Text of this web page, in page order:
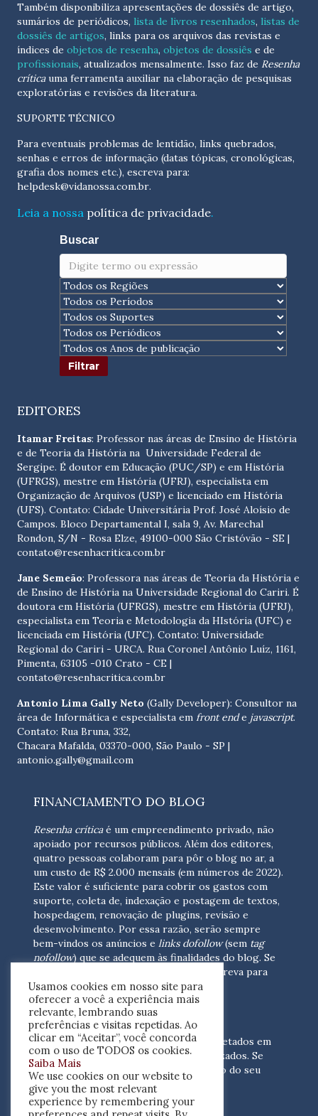
Também disponibiliza apresentações de dossiês de artigo,
sumários de periódicos, lista de livros resenhados, listas de
dossiês de artigos, links para os arquivos das revistas e
índices de objetos de resenha, objetos de dossiês e de
profissionais, atualizados mensalmente. Isso faz de Resenha
críticauma ferramenta auxiliar na elaboração de pesquisas
exploratórias e revisões da literatura.
SUPORTE TÉCNICO
Para eventuais problemas de lentidão, links quebrados,
senhas e erros de informação (datas tópicas, cronológicas,
helpdesk@vidanossa.com.br.
Leia a nossa política de privacidade.
Buscar
EDITORES
Itamar Freitas: Professor nas áreas de Ensino de História
e de Teoria da História na Universidade Federal de
Sergipe. É doutor em Educação (PUC/SP) e em História
(UFRGS), mestre em História (UFRJ), especialista em
Organização de Arquivos (USP) e licenciado em História
(UFS). Contato: Cidade Universitária Prof. José Aloísio de
Campos. Bloco Departamental I, sala 9, Av. Marechal
Rondon, S/N - Rosa Elze, 49100-000 São Cristóvão - SE |
contato@resenhacritica.com.br
Jane Semeão: Professora nas áreas de Teoria da História e
de Ensino de História na Universidade Regional do Cariri. É
doutora em História (UFRGS), mestre em História (UFRJ),
especialista em Teoria e Metodologia da HIstória (UFC) e
licenciada em História (UFC). Contato: Universidade
Regional do Cariri - URCA. Rua Coronel Antônio Luíz, 1161,
Pimenta, 63105 -010 Crato - CE |
contato@resenhacritica.com.br
Antonio Lima Gally Neto (Gally Developer): Consultor na
área de Informática e especialista em front ende javascript.
Contato: Rua Bruna, 332,
Chacara Mafalda, 03370-000, São Paulo - SP |
antonio.gally@gmail.com
FINANCIAMENTO DO BLOG
Resenha críticaé um empreendimento privado, não
apoiado por recursos públicos. Além dos editores,
quatro pessoas colaboram para pôr o blog no ar, a
um custo de R$ 2.000 mensais (em números de 2022).
Este valor é suficiente para cobrir os gastos com
suporte, coleta de, indexação e postagem de textos,
hospedagem, renovação de plugins, revisão e
desenvolvimento. Por essa razão, serão sempre
bem-vindos os anúncios e links dofollow(sem tag
nofollow) que se adequem às finalidades do blog. Se
escreva para
nós(contato@resenhacritica.com.br)
FONTES E ACERVO
As resenhas, dossiês e sumários são coletados em
periódicos acadêmicos e sites especializados. Se
você tem interesse em divulgar o acervo do seu
periódico, escreva para nós
(contato@resenhacritica.com.br)
Usamos cookies em nosso site para
oferecer a você a experiência mais
relevante, lembrando suas
preferências e visitas repetidas. Ao
clicar em “Aceitar”, você concorda
com o uso de TODOS os cookies.
Saiba Mais
We use cookies on our website to
give you the most relevant
experience by remembering your